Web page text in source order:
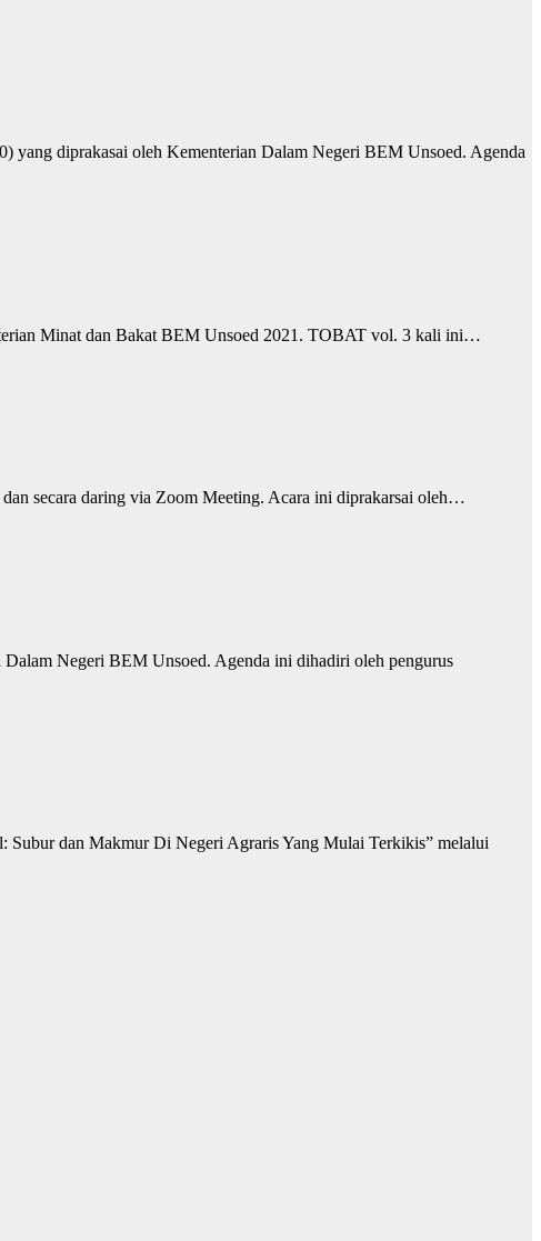
yang diprakasai oleh Kementerian Dalam Negeri BEM Unsoed. Agenda
Minat dan Bakat BEM Unsoed 2021. TOBAT vol. 3 kali ini…
secara daring via Zoom Meeting. Acara ini diprakarsai oleh…
Negeri BEM Unsoed. Agenda ini dihadiri oleh pengurus
Subur dan Makmur Di Negeri Agraris Yang Mulai Terkikis” melalui